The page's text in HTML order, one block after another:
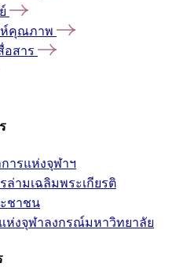
ห์คุณภาพ
อสาร
ารแห่งจุฬาฯ
ล่ามเฉลิมพระเกียรติ
ชาชน
ห่งจุฬาลงกรณ์มหาวิทยาลัย